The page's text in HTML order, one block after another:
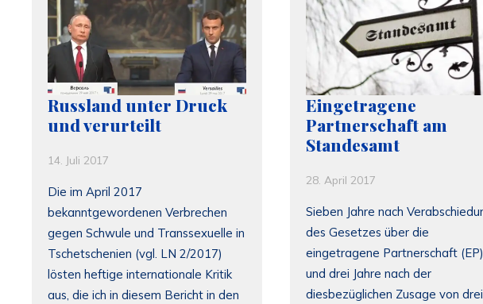
Russland unter Druck
und verurteilt
14. Juli 2017
Die im April 2017
bekanntgewordenen Verbrechen
gegen Schwule und Transsexuelle in
Tschetschenien (vgl. LN 2/2017)
lösten heftige internationale Kritik
aus, die ich in diesem Bericht in den
Eingetragene
Partnerschaft am
Standesamt
28. April 2017
Sieben Jahre nach
des Gesetzes über die
eingetragene Partnerschaft (EP)
und drei Jahre nach der
diesbezüglichen Zusage von drei